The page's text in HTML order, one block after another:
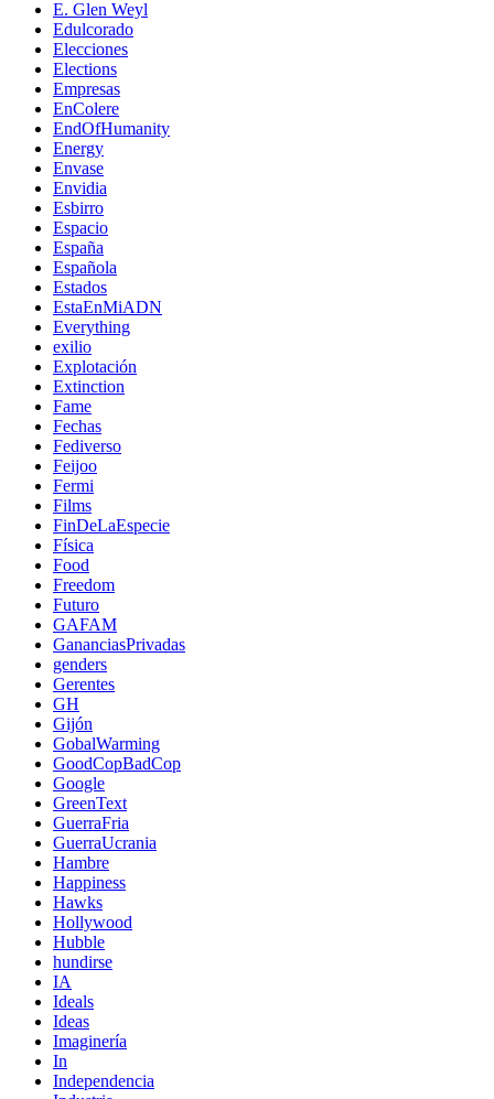
E. Glen Weyl
Edulcorado
Elecciones
Elections
Empresas
EnColere
EndOfHumanity
Energy
Envase
Envidia
Esbirro
Espacio
España
Española
Estados
EstaEnMiADN
Everything
exilio
Explotación
Extinction
Fame
Fechas
Fediverso
Feijoo
Fermi
Films
FinDeLaEspecie
Física
Food
Freedom
Futuro
GAFAM
GananciasPrivadas
genders
Gerentes
GH
Gijón
GobalWarming
GoodCopBadCop
Google
GreenText
GuerraFria
GuerraUcrania
Hambre
Happiness
Hawks
Hollywood
Hubble
hundirse
IA
Ideals
Ideas
Imaginería
In
Independencia